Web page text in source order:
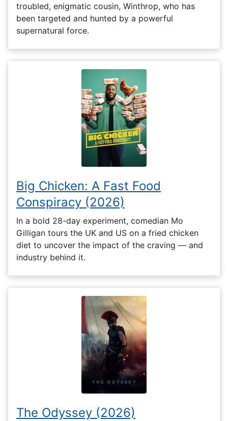
troubled, enigmatic cousin, Winthrop, who has
been targeted and hunted by a powerful
supernatural force.
Big Chicken: A Fast Food
Conspiracy (2026)
In a bold 28-day experiment, comedian Mo
Gilligan tours the UK and US on a fried chicken
diet to uncover the impact of the craving — and
industry behind it.
The Odyssey (2026)